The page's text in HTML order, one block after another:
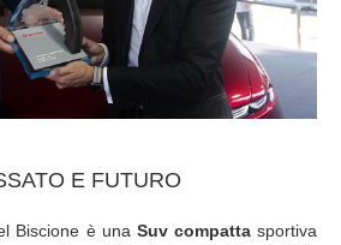
E FUTURO
Biscione è una Suv compattasportiva